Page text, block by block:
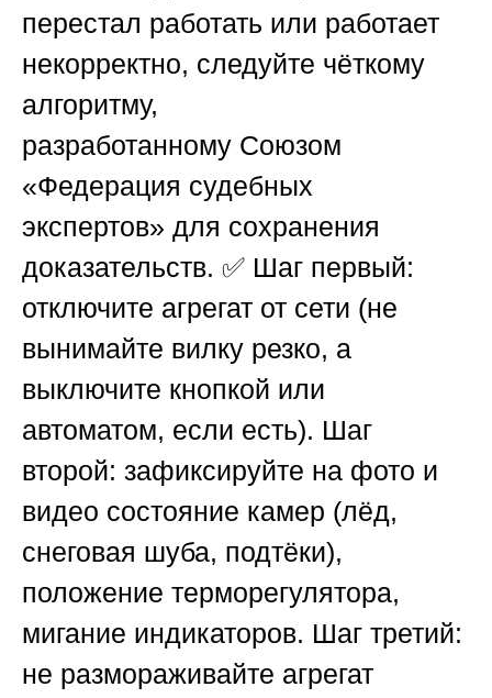
перестал работать или работает
некорректно, следуйте чёткому
алгоритму,
разработанному Союзом
«Федерация судебных
экспертов» для сохранения
доказательств. ✅ Шаг первый:
отключите агрегат от сети (не
вынимайте вилку резко, а
выключите кнопкой или
автоматом, если есть). Шаг
второй: зафиксируйте на фото и
видео состояние камер (лёд,
снеговая шуба, подтёки),
положение терморегулятора,
мигание индикаторов. Шаг третий:
не размораживайте агрегат